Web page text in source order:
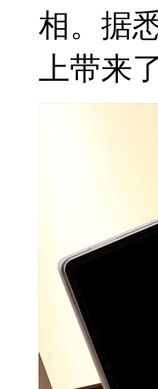
相。据
上带来